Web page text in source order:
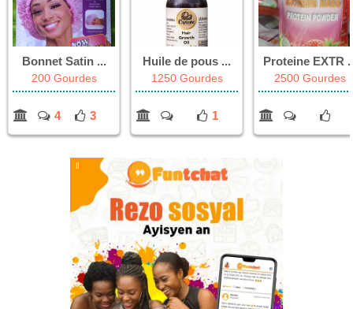
Bonnet Satin ...
200 Gourdes
4 3
Huile de pous ...
1250 Gourdes
1
Proteine EXTR
2500 Gourdes